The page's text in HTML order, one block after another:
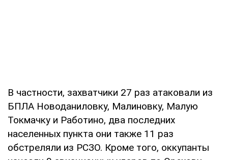
В частности, захватчики 27 раз атаковали из
БПЛА Новоданиловку, Малиновку, Малую
Токмачку и Работино, два последних
населенных пункта они также 11 раз
обстреляли из РСЗО. Кроме того, оккупанты